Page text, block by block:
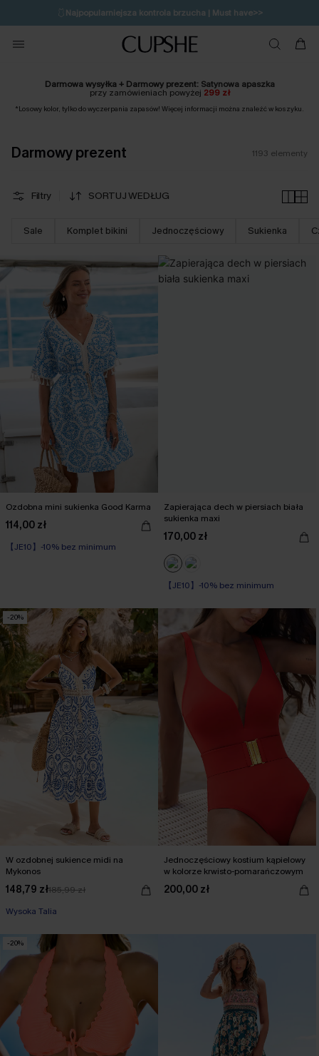
🩱Najpopularniejsza kontrola brzucha | Must have>>
🔥OSTATNIA SZANSA | Do 50% rabatu>>
💌Zapisz się i zyskaj do 20% rabatu>>
Darmowa wysyłka + Darmowy prezent: Satynowa apaszka
przy zamówieniach powyżej 299 zł
*Losowy kolor, tylko do wyczerpania zapasów! Więcej informacji można znaleźć w koszyku.
Darmowy prezent 1193 elementy
Filtry SORTUJ WEDŁUG
Sale Komplet bikini Jednoczęściowy Sukienka
Ozdobna mini sukienka Good Karma
114,00 zł
【JE10】-10% bez minimum
Zapierająca dech w piersiach biała
sukienka maxi
170,00 zł
【JE10】-10% bez minimum
-20%
W ozdobnej sukience midi na
Mykonos
148,79 zł185,99 zł
【JE10】-10% bez minimum
Wysoka Talia
Jednoczęściowy kostium kąpielowy
w kolorze krwisto-pomarańczowym
200,00 zł
-20%